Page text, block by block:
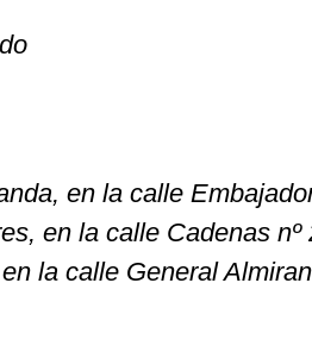
en la calle
en la calle Cadenas nº
la calle General